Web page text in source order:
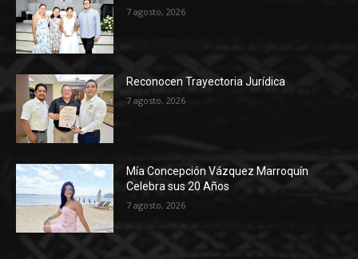
7 agosto, 2026
Reconocen Trayectoria Jurídica
7 agosto, 2026
Mía Concepción Vázquez Marroquín
Celebra sus 20 Años
7 agosto, 2026